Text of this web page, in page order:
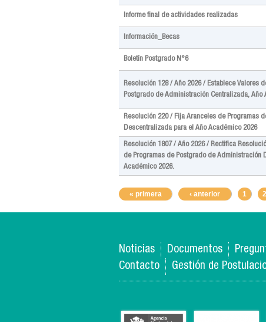
Informe final de actividades realizadas
Información_Becas
Boletín Postgrado N°6
Resolución 128 / Año 2026 / Establece Valores
Postgrado de Administración Centralizada, Año
Resolución 220 / Fija Aranceles de Programas
Descentralizada para el Año Académico 2026
Resolución 1807 / Año 2026 / Rectifica
de Programas de Postgrado de Administración
Académico 2026.
Pages
« primera ‹ anterior 1 2
Noticias Documentos
Contacto
Gestión de